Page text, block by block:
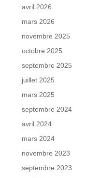
avril 2026
mars 2026
novembre 2025
octobre 2025
septembre 2025
juillet 2025
mars 2025
septembre 2024
avril 2024
mars 2024
novembre 2023
septembre 2023